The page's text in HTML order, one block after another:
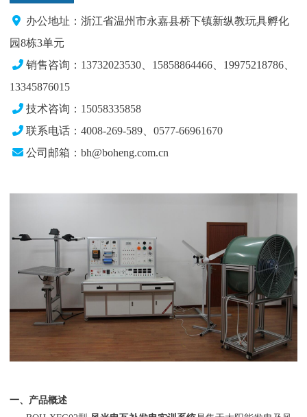
办公地址：浙江省温州市永嘉县桥下镇新纵教玩具孵化
园8栋3单元
销售咨询：13732023530、15858864466、19975218786
13345876015
技术咨询：15058335858
联系电话：4008-269-589、0577-66961670
公司邮箱：bh@boheng.com.cn
一、产品概述